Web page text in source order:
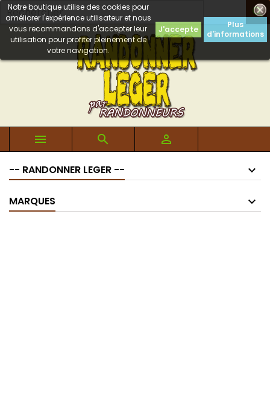

Notre boutique utilise des cookies pour
améliorer l'expérience utilisateur et nous
vous recommandons d'accepter leur
utilisation pour profiter pleinement de
votre navigation.
J'accepte
Plus
d'informations
  
-- RANDONNER LEGER --
MARQUES